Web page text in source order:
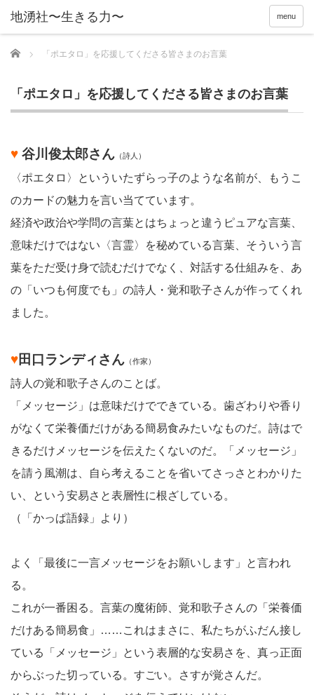
menu
Home 「ポエタロ」を応援してくださる皆さまのお言葉
「ポエタロ」を応援してくださる皆さまのお言葉
♥ 谷川俊太郎さん （詩人）
〈ポエタロ〉といういたずらっ子のような名前が、もうこ
のカードの魅力を言い当てています。
経済や政治や学問の言葉とはちょっと違うピュアな言葉、
意味だけではない〈言霊〉を秘めている言葉、そういう言
葉をただ受け身で読むだけでなく、対話する仕組みを、あ
の「いつも何度でも」の詩人・覚和歌子さんが作ってくれ
ました。
♥田口ランディさん （作家）
詩人の覚和歌子さんのことば。
「メッセージ」は意味だけでできている。歯ざわりや香り
がなくて栄養価だけがある簡易食みたいなものだ。詩はで
きるだけメッセージを伝えたくないのだ。「メッセージ」
を請う風潮は、自ら考えることを省いてさっさとわかりた
い、という安易さと表層性に根ざしている。
（「かっぱ語録」より）
よく「最後に一言メッセージをお願いします」と言われ
る。
これが一番困る。言葉の魔術師、覚和歌子さんの「栄養価
だけある簡易食」……これはまさに、私たちがふだん接し
ている「メッセージ」という表層的な安易さを、真っ正面
からぶった切っている。すごい。さすが覚さんだ。